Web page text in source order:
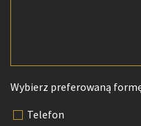
Wybierz preferowaną
Telefon